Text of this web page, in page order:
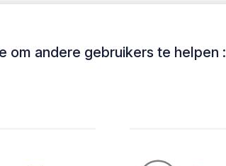
om andere gebruikers te helpen :